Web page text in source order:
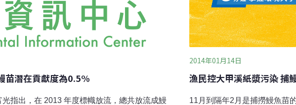
苗潛在貢獻度為0.5%
指出，在 2013 年度標幟放流，總共放流成鰻
2014年01月14日
漁民控大甲溪紙漿污染 捕
11月到隔年2月是捕撈鰻魚苗